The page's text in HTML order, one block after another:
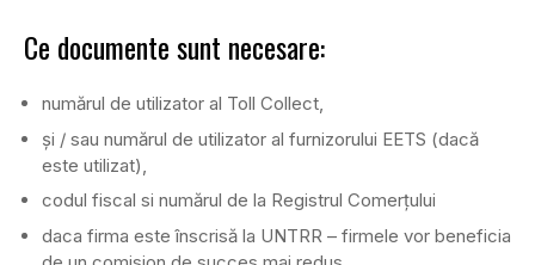
Ce documente sunt necesare:
numărul de utilizator al Toll Collect,
și / sau numărul de utilizator al furnizorului EETS (dacă
este utilizat),
codul fiscal si numărul de la Registrul Comerțului
daca firma este înscrisă la UNTRR – firmele vor beneficia